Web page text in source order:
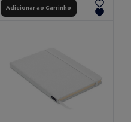
Adicionar ao Carrinho